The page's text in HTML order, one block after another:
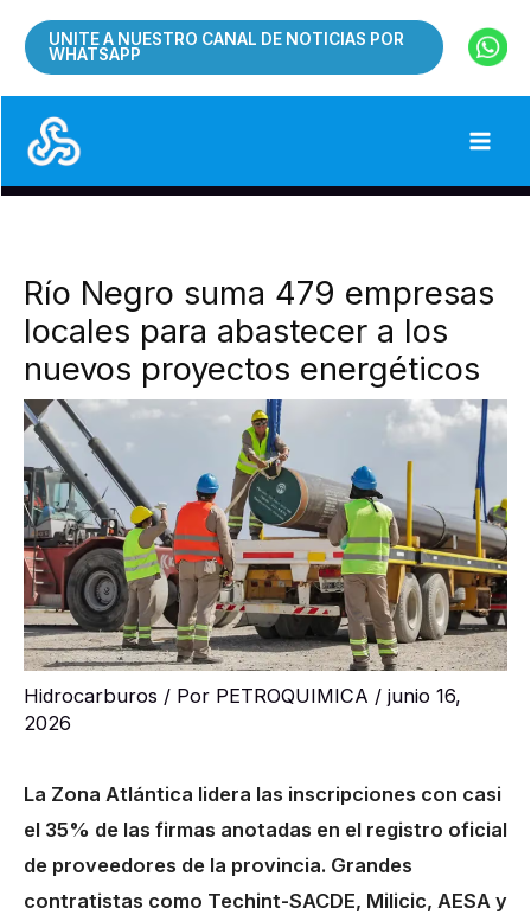
UNITE A NUESTRO CANAL DE NOTICIAS POR
WHATSAPP
Río Negro suma 479 empresas
locales para abastecer a los
nuevos proyectos energéticos
Hidrocarburos / Por PETROQUIMICA / junio 16,
2026
La Zona Atlántica lidera las inscripciones con casi
el 35% de las firmas anotadas en el registro oficial
de proveedores de la provincia. Grandes
contratistas como Techint-SACDE, Milicic, AESA y